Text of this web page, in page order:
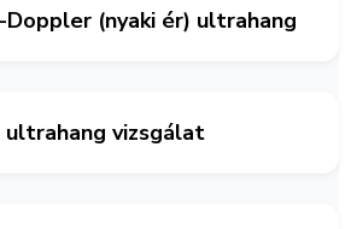
(nyaki ér) ultrahang
ultrahang vizsgálat